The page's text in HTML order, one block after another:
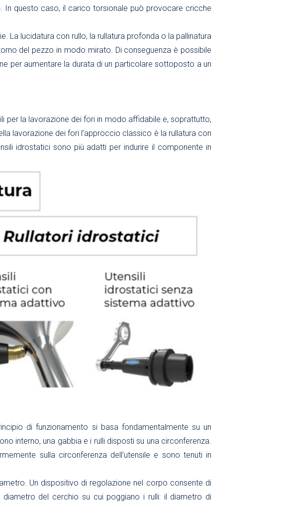
questo caso, il carico torsionale può provocare cricche
La lucidatura con rullo, la rullatura profonda o la pallinatura
del pezzo in modo mirato. Di conseguenza è possibile
per aumentare la durata di un particolare sottoposto a un
per la lavorazione dei fori in modo affidabile e, soprattutto,
lavorazione dei fori l’approccio classico è la rullatura con
idrostatici sono più adatti per indurire il componente in
di funzionamento si basa fondamentalmente su un
interno, una gabbia e i rulli disposti su una circonferenza.
sulla circonferenza dell’utensile e sono tenuti in
Un dispositivo di regolazione nel corpo consente di
del cerchio su cui poggiano i rulli: il diametro di